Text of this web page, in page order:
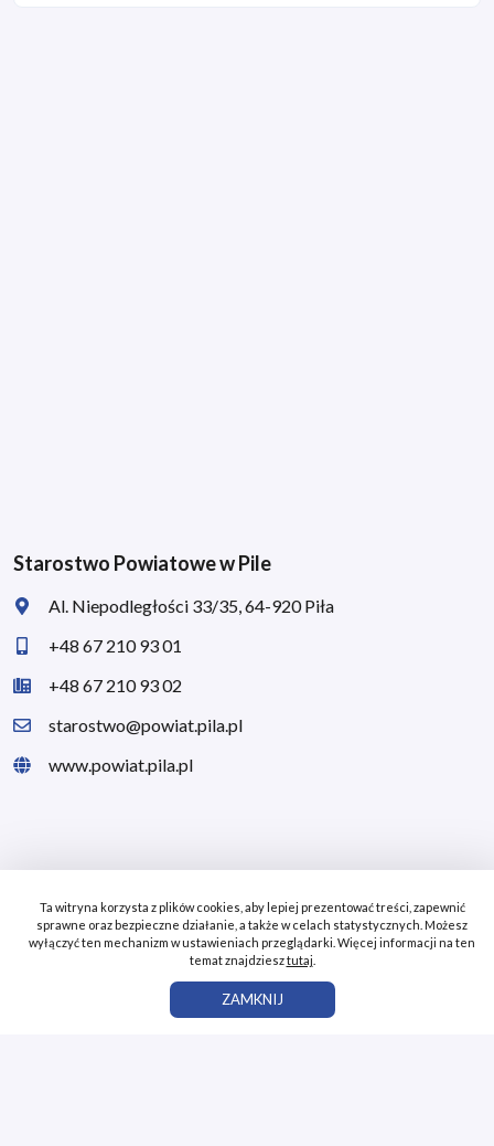
Starostwo Powiatowe w Pile
Al. Niepodległości 33/35, 64-920 Piła
+48 67 210 93 01
+48 67 210 93 02
starostwo@powiat.pila.pl
www.powiat.pila.pl
Projekt pn. „Promocja gospodarcza Powiatu Pilskiego” nr projektu
RPWP.01.04.02-30-0001/18 jest realizowany przez Powiat Pilski w
partnerstwie z Fundacją na Rzecz Wsparcia Innowacji w JST w okresie od 2
Ta witryna korzysta z plików cookies, aby lepiej prezentować treści, zapewnić
sprawne oraz bezpieczne działanie, a także w celach statystycznych. Możesz
wyłączyć ten mechanizm w ustawieniach przeglądarki. Więcej informacji na ten
temat znajdziesztutaj
ZAMKNIJ